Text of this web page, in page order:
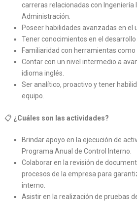
carreras relacionadas con Ingeniería
Administración.
Poseer habilidades avanzadas en el
Tener conocimientos en el
Familiaridad con herramientas como
Contar con un nivel intermedio a
idioma inglés.
Ser analítico, proactivo y tener
equipo.
📋 ¿Cuáles son las actividades?
Brindar apoyo en la ejecución de
Programa Anual de Control Interno.
Colaborar en la revisión de
procesos de la empresa para
interno.
Asistir en la realización de pruebas